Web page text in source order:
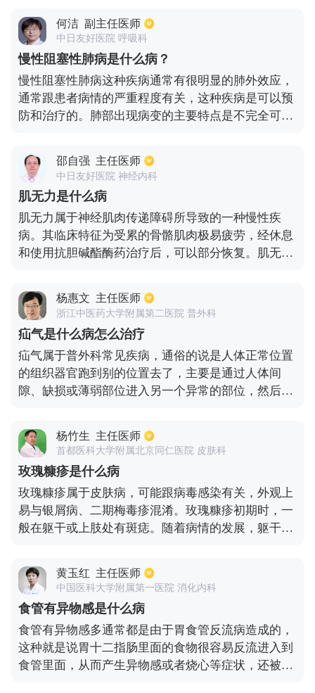
遗传代谢疾病，临床上还是比较多见的，主要临床表
现为三个大点，首先是生长发育迟缓和智力发育迟
缓，智商常常低于同龄儿，主要是语言发育障碍；其
次是神经精神方面的表现，会出现肌张力增高，反射
亢进，表现为兴奋不安、多动和异常行为；最后会有
皮肤毛发表现，皮肤呈干燥，毛发色淡，需要积极治
疗，注意饮食。
何洁 副主任医师
中日友好医院 呼吸科
慢性阻塞性肺病是什么病？
慢性阻塞性肺病这种疾病通常有很明显的肺外效应，
通常跟患者病情的严重程度有关，这种疾病是可以预
防和治疗的。肺部出现病变的主要特点是不完全可逆
行肺功能检查。一般要吸入支气管舒张剂，吸入后第
一秒用力呼气容积，如果比用力的肺活量小于70%的
话，说明是有气流受限的问题，而且无法完全逆转。
邵自强 主任医师
中日友好医院 神经内科
肌无力是什么病
肌无力属于神经肌肉传递障碍所导致的一种慢性疾
病。其临床特征为受累的骨骼肌肉极易疲劳，经休息
和使用抗胆碱酯酶药治疗后，可以部分恢复。肌无力
病，但10至35岁发病的几率最大。肌无力属于自身免
疫性疾病，此类疾病特点之一就是病程呈慢性、迁延
性，大多数病人经过治疗可以实现临床症状的消失，
也就是临床治愈。
杨惠文 主任医师
浙江中医药大学附属第二医院 普外科
疝气是什么病怎么治疗
疝气属于普外科常见疾病，通俗的说是人体正常位置
的组织器官跑到别的位置去了，主要是通过人体间
隙、缺损或薄弱部位进入另一个异常的部位，然后出
疝、股疝等。引起的原因有很多，比较常见的是突然
用力导致的，比如咳嗽、喷嚏、用力排便、小儿啼哭
等情况，一般需要手术治疗，主要有疝气修补术、疝
补片修补术、疝腹腔镜修补术，其中腹腔镜修补手术
比较常见。
杨竹生 主任医师
首都医科大学附属北京同仁医院 皮肤科
玫瑰糠疹是什么病
玫瑰糠疹属于皮肤病，可能跟病毒感染有关，外观上
易与银屑病、二期梅毒疹混淆。玫瑰糠疹初期时，一
般在躯干或上肢处有斑痣。随着病情的发展，躯干以
附着一层糠状样鳞屑，部分患者会有瘙痒的感觉。在
治疗上，一般用抗过敏治疗，也可采取紫外线照射的
治疗方法。
黄玉红 主任医师
中国医科大学附属第一医院 消化内科
食管有异物感是什么病
食管有异物感多通常都是由于胃食管反流病造成的，
这种就是说胃十二指肠里面的食物很容易反流进入到
食管里面，从而产生异物感或者烧心等症状，还被称